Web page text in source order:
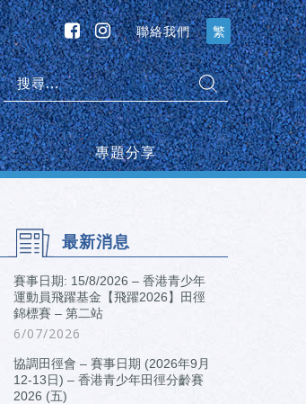
聯絡我們 繁
搜
尋:
專題分享
最新消息
賽事日期: 15/8/2026 – 香港青少年
運動員飛躍基金【飛躍2026】田徑
錦標賽 – 第二站
6/07/2026
協調田徑會 – 賽事日期 (2026年9月
12-13日) – 香港青少年田徑分齡賽
2026 (五)